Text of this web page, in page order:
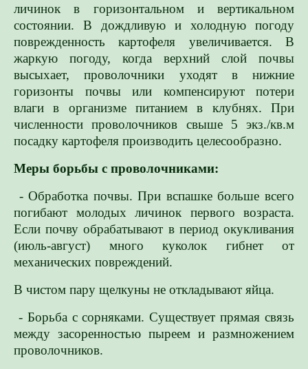
личинок в горизонтальном и вертикальном
состоянии. В дождливую и холодную погоду
поврежденность картофеля увеличивается. В
жаркую погоду, когда верхний слой почвы
высыхает, проволочники уходят в нижние
горизонты почвы или компенсируют потери
влаги в организме питанием в клубнях. При
численности проволочников свыше 5 экз./кв.м
посадку картофеля производить целесообразно.
Меры борьбы с проволочниками:
- Обработка почвы. При вспашке больше всего
погибают молодых личинок первого возраста.
Если почву обрабатывают в период окукливания
(июль-август) много куколок гибнет от
механических повреждений.
В чистом пару щелкуны не откладывают яйца.
- Борьба с сорняками. Существует прямая связь
между засоренностью пыреем и размножением
проволочников.